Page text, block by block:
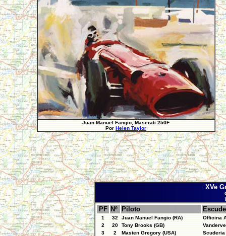
Juan Manuel Fangio, Maserati 250F
Por Helen Taylor
XVe
PF Nº Piloto
1 32 Juan Manuel Fangio (RA)
Officina
2
20 Tony Brooks (GB)
3
2 Masten Gregory (USA)
Scuderia